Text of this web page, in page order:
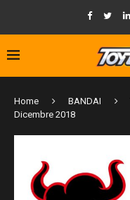
Home BANDAI
Dicembre 2018